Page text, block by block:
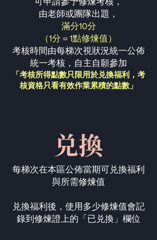
由老師或團隊出題，
滿分10分
（1分＝1點修煉值）
考核時間由每梯次視狀況統一公佈
統一考核，自主自願參加
「考核所得點數只限用於兑換福利， 考
核資格只看有效作業累積的點數」
兑換
每梯次在本區公佈當期可兑換福利
與所需修煉值
兑換福利後，使用多少修煉值會記
錄到修煉證上的「已兑換」欄位